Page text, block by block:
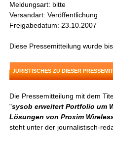
Meldungsart: bitte
Versandart: Veröffentlichung
Freigabedatum: 23.10.2007
Diese Pressemitteilung wurde
JURISTISCHES ZU DIESER
Die Pressemitteilung mit dem
"sysob erweitert Portfolio um
Lösungen von Proxim
steht unter der journalistisch-